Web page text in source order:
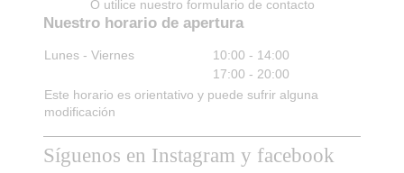
O utilice nuestro formulario de contacto
Nuestro horario de apertura
Lunes - Viernes 10:00 - 14:00
17:00 - 20:00
Este horario es orientativo y puede sufrir alguna
modificación
Síguenos en Instagram y facebook